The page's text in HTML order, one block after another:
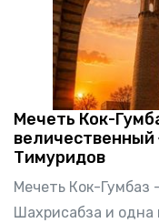
Мечеть Кок-
величественный
Тимуридов
Мечеть Кок-Гумбаз
Шахрисабза и одна